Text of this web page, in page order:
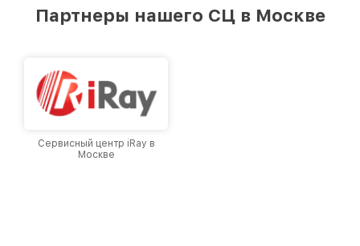
лучшим сервисным центром Infratech в
Партнеры нашего СЦ в Москве
Сервисный центр iRay в
Москве